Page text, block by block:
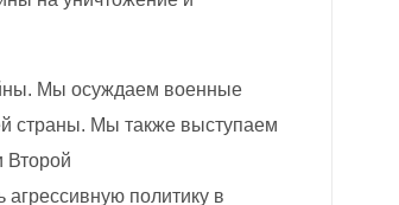
Мы осуждаем военные
страны. Мы также выступаем
Второй
политику в